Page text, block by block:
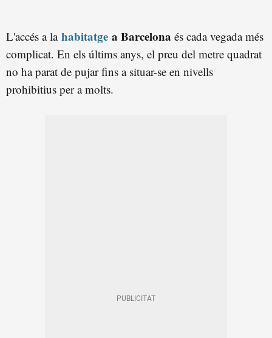
L'accés a la habitatge a Barcelona és cada vegada més
complicat. En els últims anys, el preu del metre quadrat
no ha parat de pujar fins a situar-se en nivells
prohibitius per a molts.